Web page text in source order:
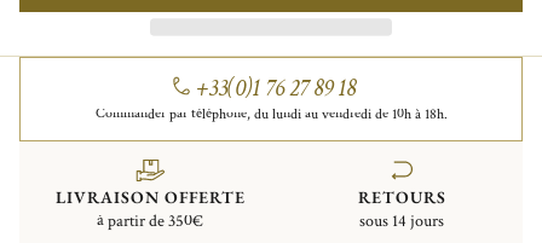
+33(0)1 76 27 89 18
Commander par téléphone, du lundi au vendredi de 10h à 18h.
LIVRAISON OFFERTE
à partir de 350€
RETOURS
sous 14 jours